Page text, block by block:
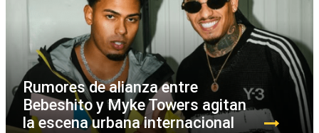
Rumores de alianza entre
Bebeshito y Myke Towers agitan
la escena urbana internacional